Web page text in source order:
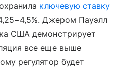
ключевую ставку
Джером Пауэлл
США демонстрирует
все еще выше
регулятор будет